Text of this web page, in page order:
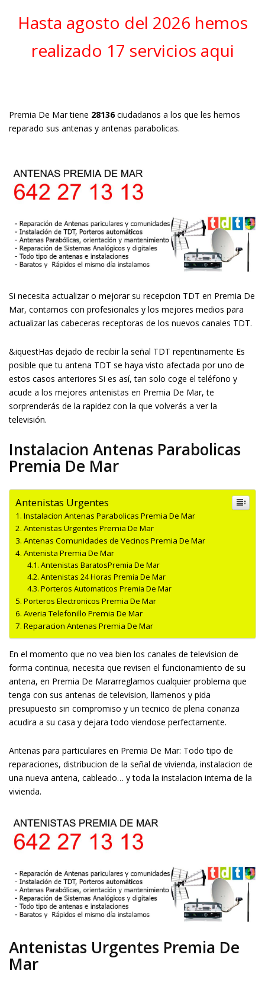
Hasta agosto del 2026 hemos
realizado 17 servicios aqui
Premia De Mar tiene 28136ciudadanos a los que les hemos
reparado sus antenas y antenas parabolicas.
Si necesita actualizar o mejorar su recepcion TDT en Premia De
Mar, contamos con profesionales y los mejores medios para
actualizar las cabeceras receptoras de los nuevos canales TDT.
&iquestHas dejado de recibir la señal TDT repentinamente Es
posible que tu antena TDT se haya visto afectada por uno de
estos casos anteriores Si es así, tan solo coge el teléfono y
acude a los mejores antenistas en Premia De Mar, te
sorprenderás de la rapidez con la que volverás a ver la
televisión.
Instalacion Antenas Parabolicas
Premia De Mar
Antenistas Urgentes
Instalacion Antenas Parabolicas Premia De Mar
Antenistas Urgentes Premia De Mar
Antenas Comunidades de Vecinos Premia De Mar
Antenista Premia De Mar
Antenistas BaratosPremia De Mar
Antenistas 24 Horas Premia De Mar
Porteros Automaticos Premia De Mar
Porteros Electronicos Premia De Mar
Averia Telefonillo Premia De Mar
Reparacion Antenas Premia De Mar
En el momento que no vea bien los canales de television de
forma continua, necesita que revisen el funcionamiento de su
antena, en Premia De Mararreglamos cualquier problema que
tenga con sus antenas de television, llamenos y pida
presupuesto sin compromiso y un tecnico de plena confianza
acudira a su casa y dejara todo viendose perfectamente.
Antenas para particulares en Premia De Mar: Todo tipo de
reparaciones, distribucion de la señal de vivienda, instalacion de
una nueva antena, cableado… y toda la instalacion interna de la
vivienda.
Antenistas Urgentes Premia De
Mar